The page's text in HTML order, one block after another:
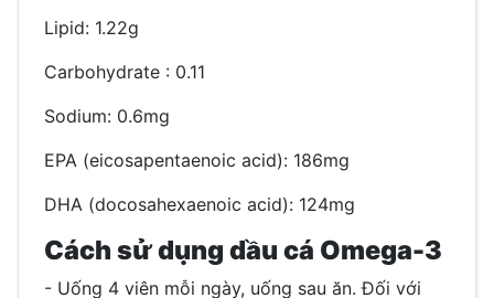
Lipid: 1.22g
Carbohydrate : 0.11
Sodium: 0.6mg
EPA (eicosapentaenoic acid): 186mg
DHA (docosahexaenoic acid): 124mg
Cách sử dụng dầu cá Omega-3
- Uống 4 viên mỗi ngày, uống sau ăn. Đối với